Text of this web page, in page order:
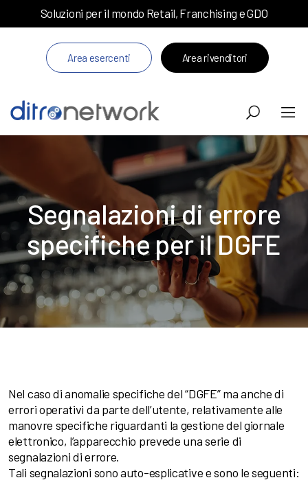
Soluzioni per il mondo Retail, Franchising e GDO
Area esercenti Area rivenditori
Segnalazioni di errore
specifiche per il DGFE
Nel caso di anomalie specifiche del “DGFE” ma anche di
errori operativi da parte dell’utente, relativamente alle
manovre specifiche riguardanti la gestione del giornale
elettronico, l’apparecchio prevede una serie di
segnalazioni di errore.
Tali segnalazioni sono auto-esplicative e sono le seguenti: